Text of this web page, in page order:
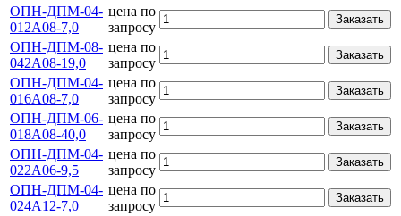
ОПН-ДПМ-04-
012А08-7,0
цена по
запросу
Заказать
ОПН-ДПМ-08-
042А08-19,0
цена по
запросу
Заказать
ОПН-ДПМ-04-
016А08-7,0
цена по
запросу
Заказать
ОПН-ДПМ-06-
018А08-40,0
цена по
запросу
Заказать
ОПН-ДПМ-04-
022А06-9,5
цена по
запросу
Заказать
ОПН-ДПМ-04-
024А12-7,0
цена по
запросу
Заказать